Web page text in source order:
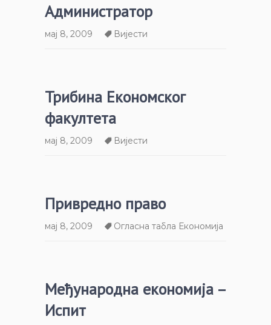
Администратор
мај 8, 2009 Вијести
Трибина Економског
факултета
мај 8, 2009 Вијести
Привредно право
мај 8, 2009 Огласна табла Економија
Међународна економија –
Испит